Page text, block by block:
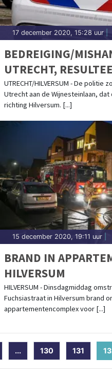
17 december 2020, 15:28 uur
BEDREIGING/
UTRECHT,
DE A27 BIJ
UTRECHT/HILVERSUM - De
Utrecht aan de Wijnesteinlaan,
richting Hilversum. [...]
15 december 2020, 19:11 uur
BRAND IN
HILVERSUM
HILVERSUM - Dinsdagmiddag
Fuchsiastraat in Hilversum brand
appartementencomplex voor [...]
... 130 131